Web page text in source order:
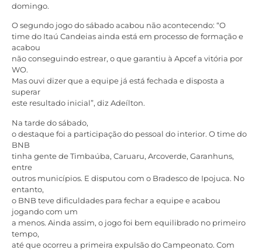
domingo.
O segundo jogo do sábado acabou não acontecendo: “O
time do Itaú Candeias ainda está em processo de formação e
acabou
não conseguindo estrear, o que garantiu à Apcef a vitória por
WO.
Mas ouvi dizer que a equipe já está fechada e disposta a
superar
este resultado inicial”, diz Adeílton.
Na tarde do sábado,
o destaque foi a participação do pessoal do interior. O time do
BNB
tinha gente de Timbaúba, Caruaru, Arcoverde, Garanhuns,
entre
outros municípios. E disputou com o Bradesco de Ipojuca. No
entanto,
o BNB teve dificuldades para fechar a equipe e acabou
jogando com um
a menos. Ainda assim, o jogo foi bem equilibrado no primeiro
tempo,
até que ocorreu a primeira expulsão do Campeonato. Com